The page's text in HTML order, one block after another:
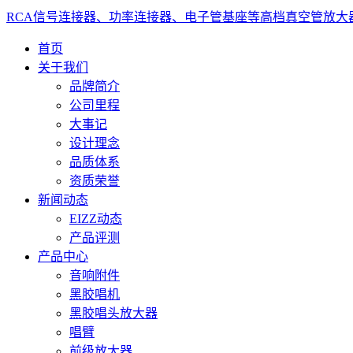
RCA信号连接器、功率连接器、电子管基座等高档真空管放大
首页
关于我们
品牌简介
公司里程
大事记
设计理念
品质体系
资质荣誉
新闻动态
EIZZ动态
产品评测
产品中心
音响附件
黑胶唱机
黑胶唱头放大器
唱臂